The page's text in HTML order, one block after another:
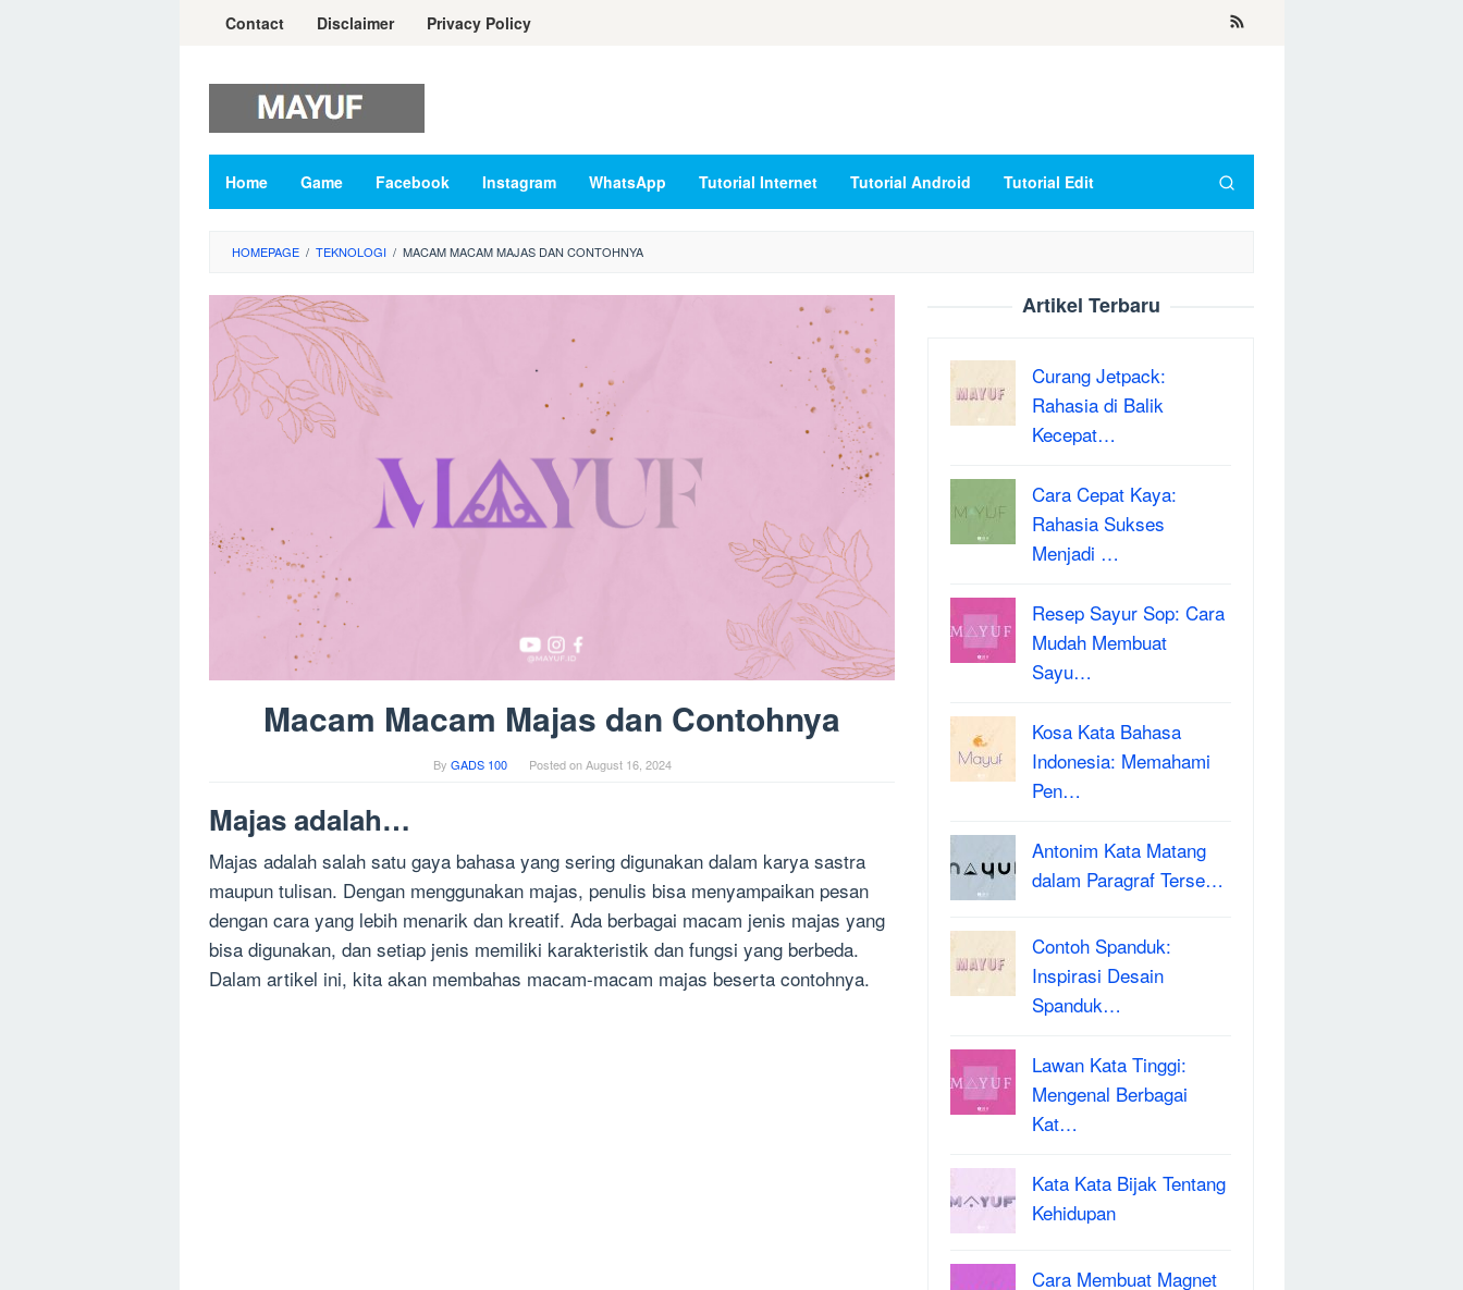
Contact Disclaimer Privacy Policy
Home Game Facebook Instagram WhatsApp Tutorial Internet Tutorial Android Tutorial Edit
HOMEPAGE / TEKNOLOGI / MACAM MACAM MAJAS DAN CONTOHNYA
Macam Macam Majas dan Contohnya
By GADS 100 Posted onAugust 16, 2024
Majas adalah…
Majas adalah salah satu gaya bahasa yang sering digunakan dalam karya sastra
maupun tulisan. Dengan menggunakan majas, penulis bisa menyampaikan pesan
dengan cara yang lebih menarik dan kreatif. Ada berbagai macam jenis majas yang
bisa digunakan, dan setiap jenis memiliki karakteristik dan fungsi yang berbeda.
Dalam artikel ini, kita akan membahas macam-macam majas beserta contohnya.
Artikel Terbaru
Curang Jetpack:
Rahasia di Balik
Kecepat…
Cara Cepat Kaya:
Rahasia Sukses
Menjadi …
Resep Sayur Sop: Cara
Mudah Membuat
Sayu…
Kosa Kata Bahasa
Indonesia: Memahami
Pen…
Antonim Kata Matang
dalam Paragraf Terse…
Contoh Spanduk:
Inspirasi Desain
Spanduk…
Lawan Kata Tinggi:
Mengenal Berbagai
Kat…
Kata Kata Bijak Tentang
Kehidupan
Cara Membuat Magnet